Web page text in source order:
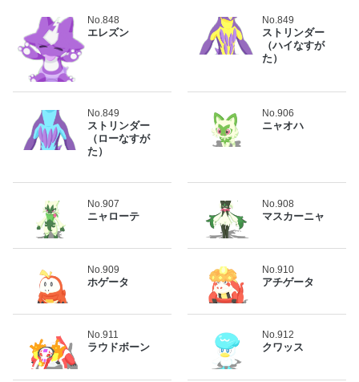
No.848
エレズン
No.849
ストリンダー
（ハイなすが
た）
No.849
ストリンダー
（ローなすが
た）
No.906
ニャオハ
No.907
ニャローテ
No.908
マスカーニャ
No.909
ホゲータ
No.910
アチゲータ
No.911
ラウドボーン
No.912
クワッス